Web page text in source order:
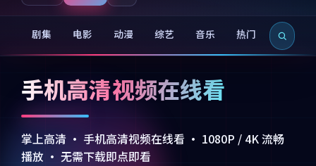
剧集 电影 动漫 综艺 音乐 热门 新片
手机高清视频在线看
掌上高清 · 手机高清视频在线看 · 1080P / 4K 流畅
播放 · 无需下载即点即看